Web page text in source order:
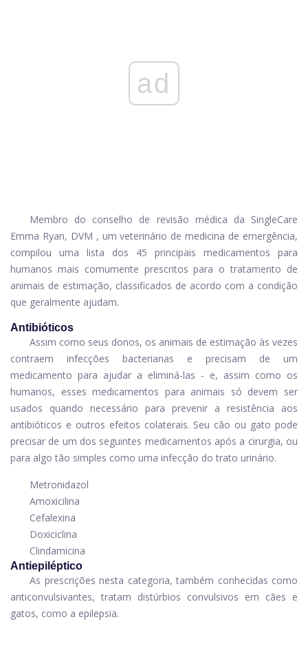
ad
Membro do conselho de revisão médica da SingleCare
Emma Ryan, DVM , um veterinário de medicina de emergência,
compilou uma lista dos 45 principais medicamentos para
humanos mais comumente prescritos para o tratamento de
animais de estimação, classificados de acordo com a condição
que geralmente ajudam.
Antibióticos
Assim como seus donos, os animais de estimação às vezes
contraem infecções bacterianas e precisam de um
medicamento para ajudar a eliminá-las - e, assim como os
humanos, esses medicamentos para animais só devem ser
usados ​​quando necessário para prevenir a resistência aos
antibióticos e outros efeitos colaterais. Seu cão ou gato pode
precisar de um dos seguintes medicamentos após a cirurgia, ou
para algo tão simples como uma infecção do trato urinário.
Metronidazol
Amoxicilina
Cefalexina
Doxiciclina
Clindamicina
Antiepiléptico
As prescrições nesta categoria, também conhecidas como
anticonvulsivantes, tratam distúrbios convulsivos em cães e
gatos, como a epilepsia.